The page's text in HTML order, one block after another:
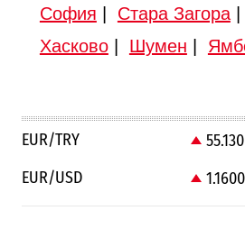
София
Стара Загора|
Хасково| Шумен
EUR/TRY
EUR/USD
1.1600